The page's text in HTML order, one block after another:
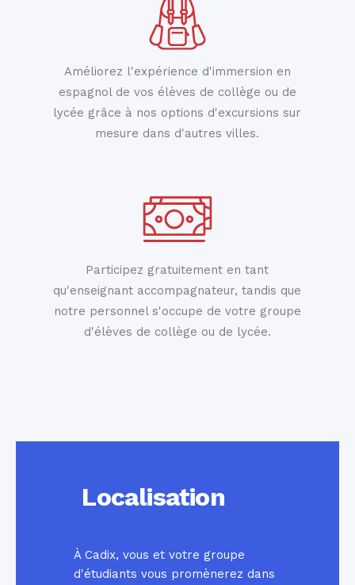
Améliorez l'expérience d'immersion en
espagnol de vos élèves de collège ou de
lycée grâce à nos options d'excursions sur
mesure dans d'autres villes.
Participez gratuitement en tant
qu'enseignant accompagnateur, tandis que
notre personnel s'occupe de votre groupe
d'élèves de collège ou de lycée.
Localisation
À Cadix, vous et votre groupe
d'étudiants vous promènerez dans